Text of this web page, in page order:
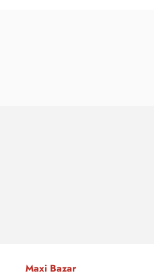
Maxi Bazar